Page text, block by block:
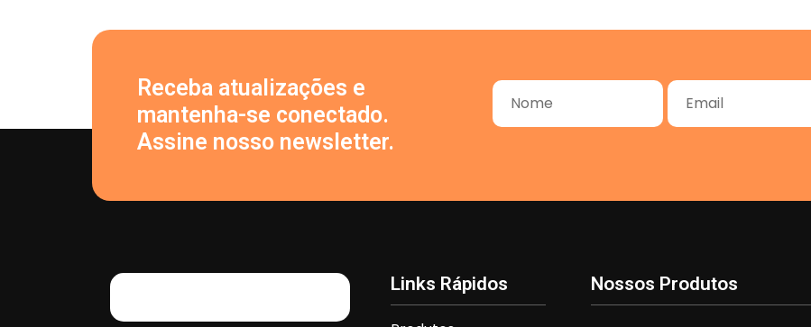
Receba atualizações e
mantenha-se conectado.
Assine nosso newsletter.
Links Rápidos Nossos Produtos